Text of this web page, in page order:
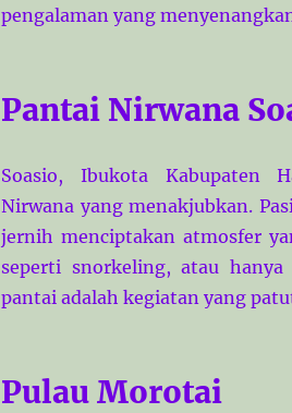
pengalaman yang
Pantai Nirwana
Soasio, Ibukota Kabupaten
Nirwana yang menakjubkan.
jernih menciptakan atmosfer
seperti snorkeling, atau
pantai adalah kegiatan yang
Pulau Morotai